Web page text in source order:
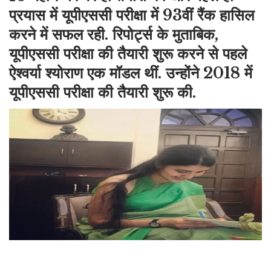
प्रयास में यूपीएससी परीक्षा में 93वीं रैंक हासिल
करने में सफल रही. रिपोर्ट्स के मुताबिक,
यूपीएससी परीक्षा की तैयारी शुरू करने से पहले
ऐश्वर्या श्योराण एक मॉडल थीं. उन्होंने 2018 में
यूपीएससी परीक्षा की तैयारी शुरू की.